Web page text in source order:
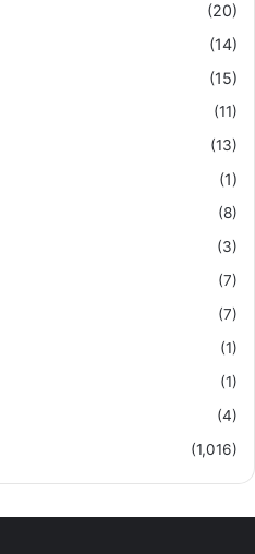
(20)
(14)
(15)
(11)
(13)
(1)
(8)
(3)
(7)
(7)
(1)
(1)
(4)
(1,016)